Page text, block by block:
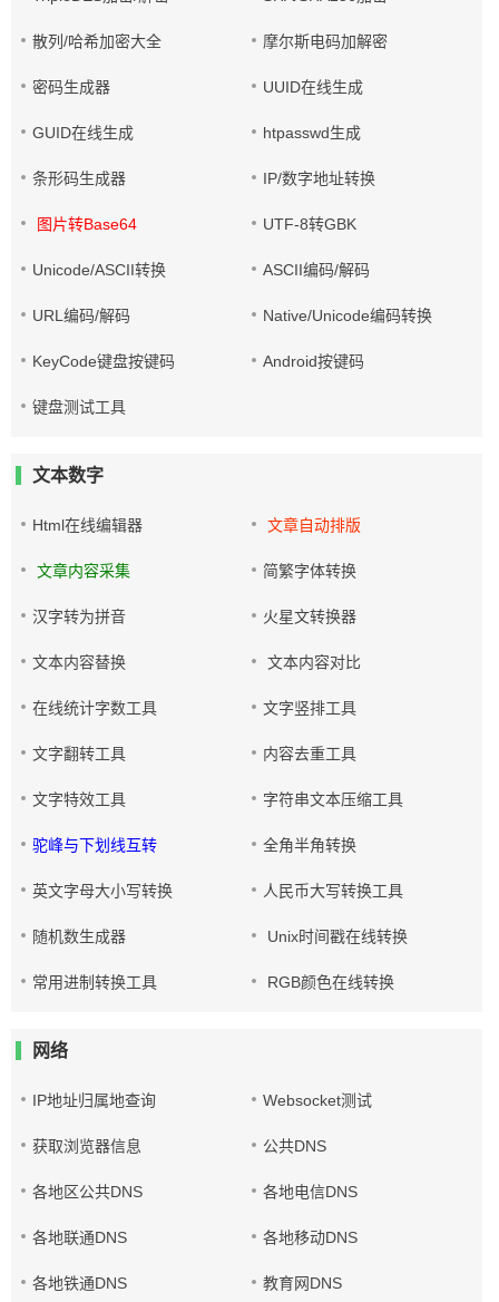
散列/哈希加密大全 摩尔斯电码加解密
密码生成器 UUID在线生成
GUID在线生成 htpasswd生成
条形码生成器 IP/数字地址转换
图片转Base64 UTF-8转GBK
Unicode/ASCII转换 ASCII编码/解码
URL编码/解码 Native/Unicode编码转换
KeyCode键盘按键码 Android按键码
键盘测试工具
文本数字
Html在线编辑器 文章自动排版
文章内容采集 简繁字体转换
汉字转为拼音 火星文转换器
文本内容替换 文本内容对比
在线统计字数工具 文字竖排工具
文字翻转工具 内容去重工具
文字特效工具 字符串文本压缩工具
驼峰与下划线互转 全角半角转换
英文字母大小写转换 人民币大写转换工具
随机数生成器 Unix时间戳在线转换
常用进制转换工具 RGB颜色在线转换
网络
IP地址归属地查询 Websocket测试
获取浏览器信息 公共DNS
各地区公共DNS 各地电信DNS
各地联通DNS 各地移动DNS
各地铁通DNS 教育网DNS